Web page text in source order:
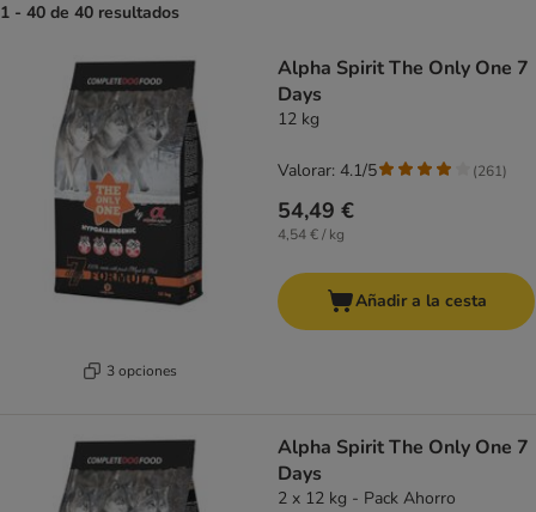
1 - 40 de 40 resultados
3 opciones
Alpha Spirit The Only One 7
Days
12 kg
54,49 €
4,54 € / kg
Valorar: 4.1/5 (261)
Añadir a la cesta
Alpha Spirit The Only One 7
Days
2 x 12 kg - Pack Ahorro